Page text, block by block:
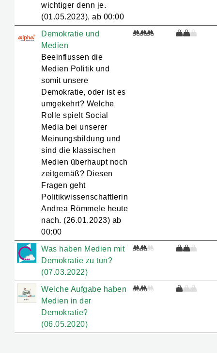
wichtiger denn je.
(01.05.2023), ab 00:00
Demokratie und
Medien
Beeinflussen die
Medien Politik und
somit unsere
Demokratie, oder ist es
umgekehrt? Welche
Rolle spielt Social
Media bei unserer
Meinungsbildung und
sind die klassischen
Medien überhaupt noch
zeitgemäß? Diesen
Fragen geht
Politikwissenschaftlerin
Andrea Römmele heute
nach. (26.01.2023) ab
00:00
Was haben Medien mit
Demokratie zu tun?
(07.03.2022)
Welche Aufgabe haben
Medien in der
Demokratie?
(06.05.2020)